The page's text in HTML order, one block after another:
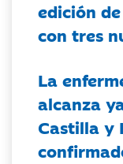
edición
con tres
La
alcanza
Castilla y